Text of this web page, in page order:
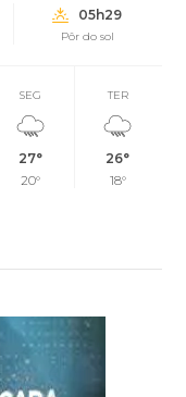
05h29
Pôr do sol
SEG
27°
20°
TER
26°
18°